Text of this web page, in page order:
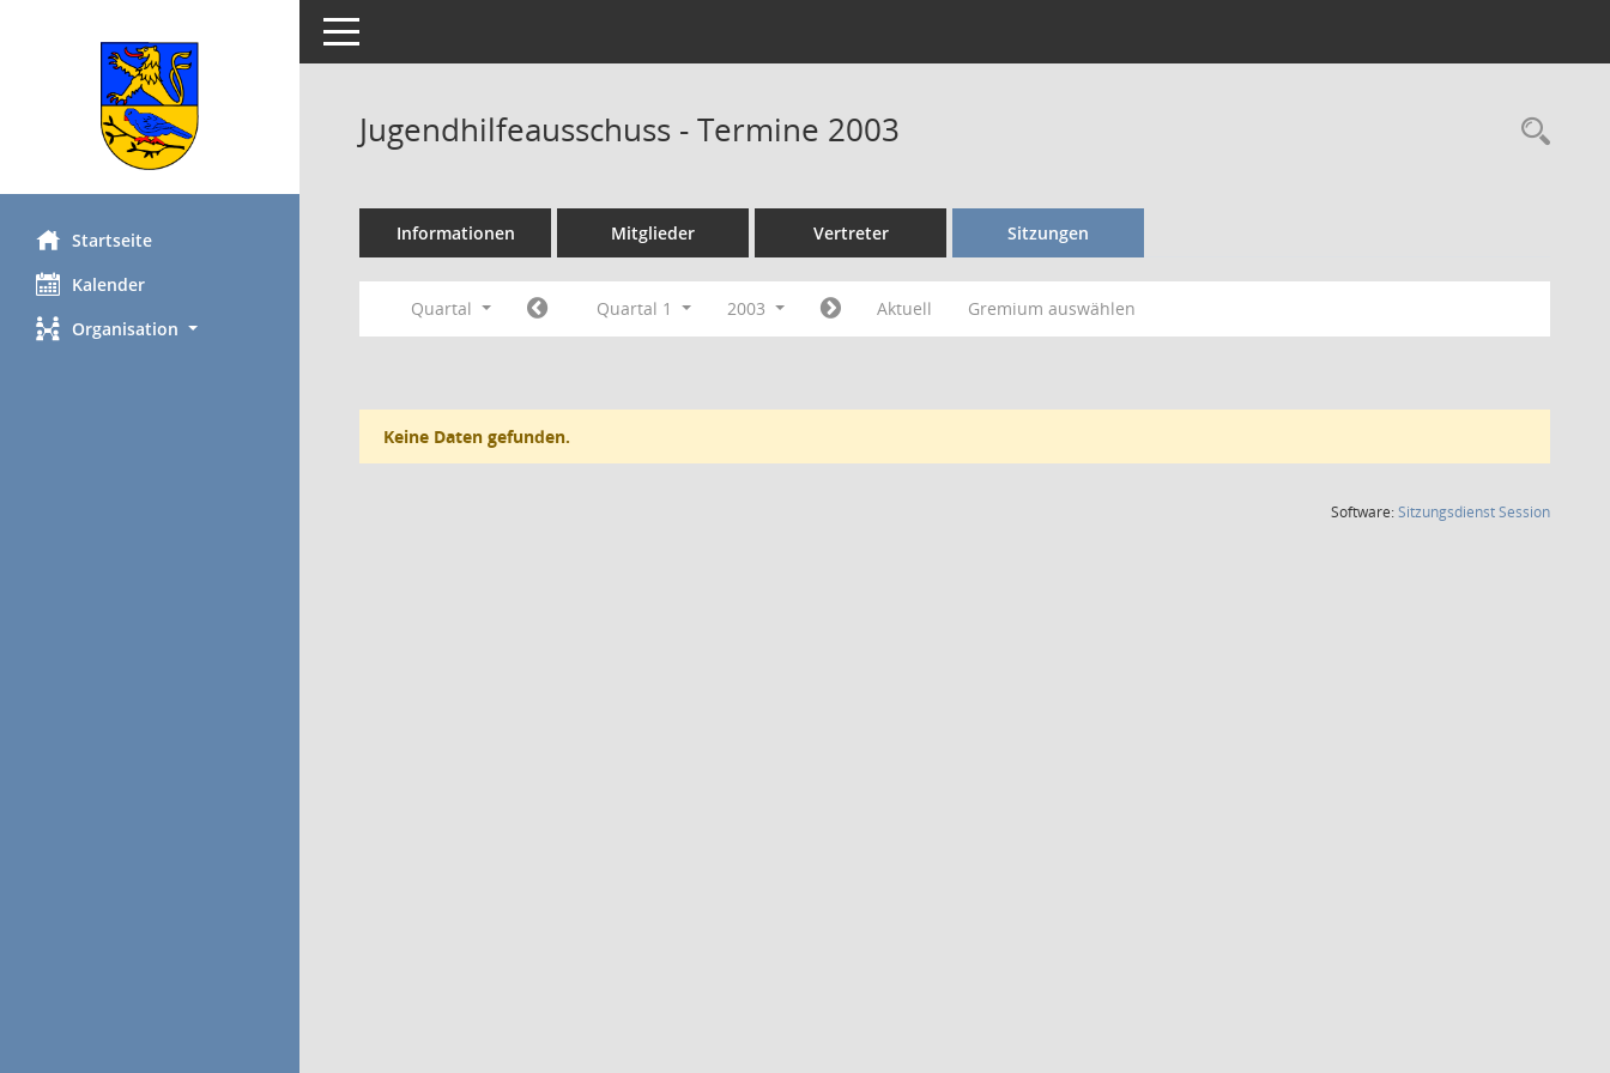
Startseite
Kalender
Organisation
Toggle navigation
Jugendhilfeausschuss - Termine 2003
Informationen Mitglieder Vertreter Sitzungen
Quartal Quartal 1 2003 Aktuell Gremium auswählen
Keine Daten gefunden.
Software:SitzungsdienstSession(Wird in